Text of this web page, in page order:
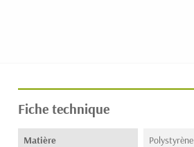
Fiche technique
Matière Polystyrène